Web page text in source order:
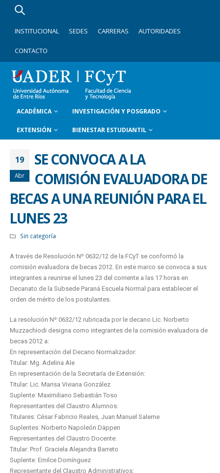
INSTITUCIONAL SEDES CARRERAS AUTORIDADES
CONTACTO
ACADÉMICA INVESTIGACIÓN Y POSGRADO
EXTENSIÓN BIENESTAR ESTUDIANTIL
19
Abr
SE CONVOCA A LA
COMISIÓN EVALUADORA DE
BECAS A UNA REUNIÓN PARA EL
LUNES 23
Sin categoría
A través de Resolución Nº 0632/12 de la FCyT se conformó la
comisión evaluadora de becas 2012. En este marco se convoca a sus
integrantes a reunirse el lunes 23 del corriente a las 17 horas en
Decanato de la Subsede Paraná Escuela Normal para establecer el
orden de mérito de los postulantes.
La resolución Nº 0632/12 rubricada por le decano Lic. Norberto
Muzzachiodi designa como integrantes de la comisión evaluadora de
becas 2012 a:
En representación del Decano Normalizador:
Titular: Mg. Adelina Ale
En representación de la Secretaría de Extensión:
Titular: Lic. Marisa Viviana González
Suplente: Maximiliano Sebastián Toso
Representantes del Claustro Alumnos:
Titulares: César Fabricio Reales, Juan Manuel Saleme
Suplentes: Norberto Napoleón Däppen
Representantes del Claustro Docente:
Titular: Prof. Graciela Alejandra Barreto
Suplente: Emilce Domínguez
Representante del Claustro Administrativos: